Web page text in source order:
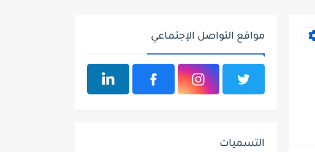
مواقع التواصل الإجتماعي
التسميات